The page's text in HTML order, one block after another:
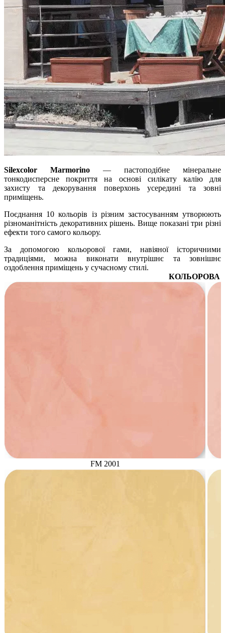
Silexcolor Marmorino — пастоподібне мінеральне
тонкодисперсне покриття на основі силікату калію для
захисту та декорування поверхонь усередині та зовні
приміщень.
Поєднання 10 кольорів із різним застосуванням утворюють
різноманітність декоративних рішень. Вище показані три різні
ефекти того самого кольору.
За допомогою кольорової гами, навіяної історичними
традиціями, можна виконати внутрішнє та зовнішнє
оздоблення приміщень у сучасному стилі.
КОЛЬОРОВА
FM 2001